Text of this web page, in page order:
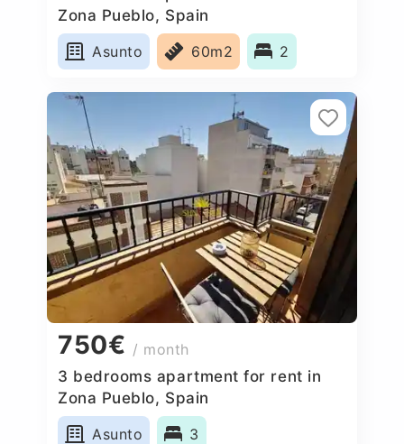
Zona Pueblo, Spain
Asunto
60m2 2
750€ / month
3 bedrooms apartment for rent in
Zona Pueblo, Spain
Asunto
3